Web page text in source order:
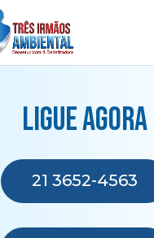
Ligue agora
21 3652-4563